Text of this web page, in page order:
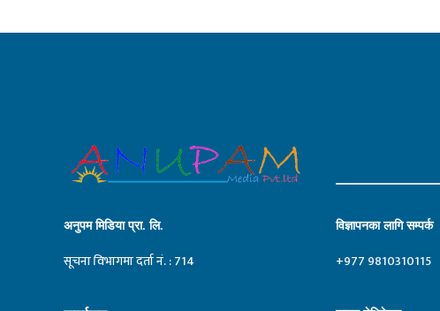
अनुपम मिडिया प्रा. लि.
सूचना विभागमा दर्ता नं. : 714
विज्ञापनका लागि सम्पर्क
+977 9810310115